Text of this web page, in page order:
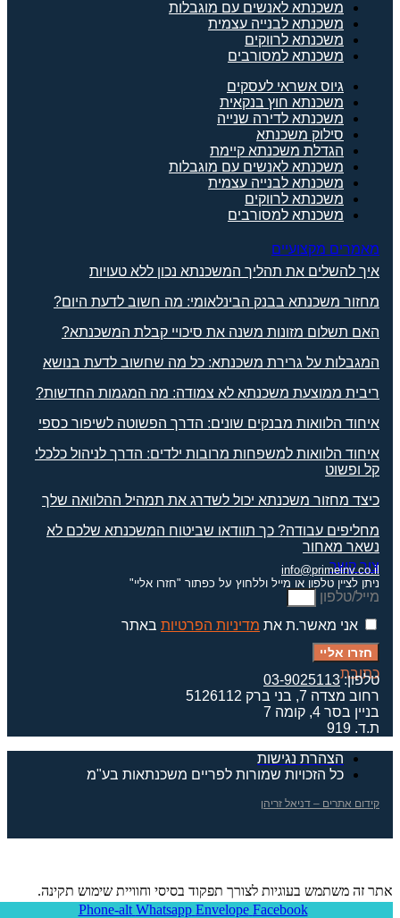
משכנתא לאנשים עם מוגבלות
משכנתא לבנייה עצמית
משכנתא לרווקים
משכנתא למסורבים
גיוס אשראי לעסקים
משכנתא חוץ בנקאית
משכנתא לדירה שנייה
סילוק משכנתא
הגדלת משכנתא קיימת
משכנתא לאנשים עם מוגבלות
משכנתא לבנייה עצמית
משכנתא לרווקים
משכנתא למסורבים
מאמרים מקצועיים
איך להשלים את תהליך המשכנתא נכון ללא טעויות
מחזור משכנתא בבנק הבינלאומי: מה חשוב לדעת היום?
האם תשלום מזונות משנה את סיכויי קבלת המשכנתא?
המגבלות על גרירת משכנתא: כל מה שחשוב לדעת בנושא
ריבית ממוצעת משכנתא לא צמודה: מה המגמות החדשות?
איחוד הלוואות מבנקים שונים: הדרך הפשוטה לשיפור כספי
איחוד הלוואות למשפחות מרובות ילדים: הדרך לניהול כלכלי
קל ופשוט
כיצד מחזור משכנתא יכול לשדרג את תמהיל ההלוואה שלך
מחליפים עבודה? כך תוודאו שביטוח המשכנתא שלכם לא
נשאר מאחור
צור קשר
info@primeinv.co.il
ניתן לציין טלפון או מייל וללחוץ על כפתור "חזרו אליי"
מייל/טלפון
אני מאשר.ת את מדיניות הפרטיות באתר
חזרו אליי
כתובת
טלפון:03-9025113
רחוב מצדה 7, בני ברק 5126112
בניין בסר 4, קומה 7
ת.ד. 919
הצהרת נגישות
כל הזכויות שמורות לפריים משכנתאות בע"מ
קידום אתרים – דניאל זריהן
Phone-alt Whatsapp Envelope Facebook
אתר זה משתמש בעוגיות לצורך תפקוד בסיסי וחוויית שימוש תקינה.
מדיניות פרטיות